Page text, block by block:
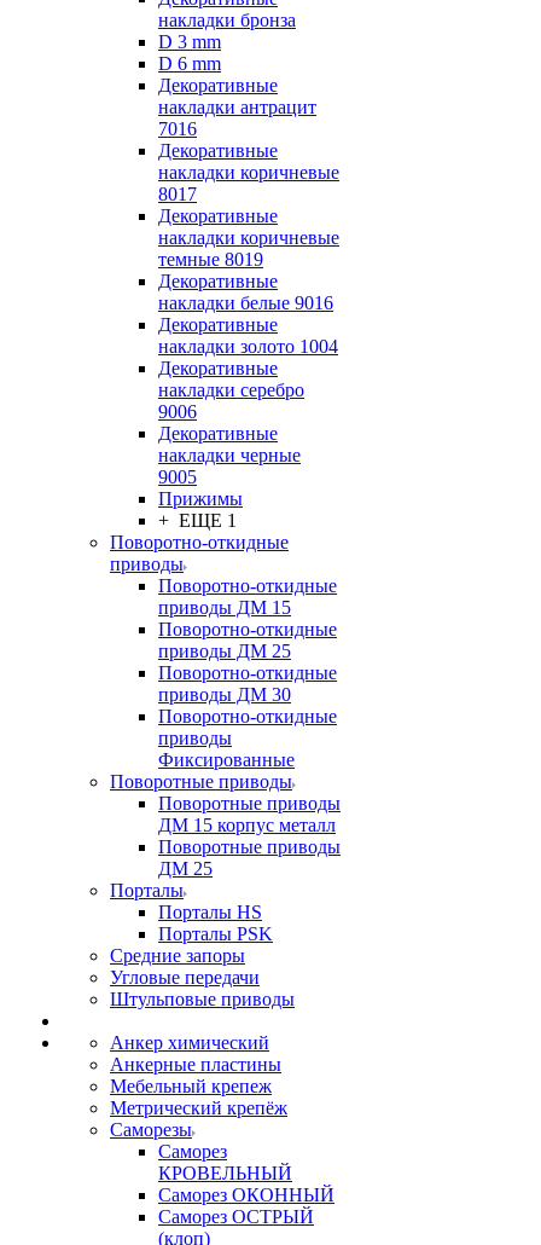
накладки бронза
D 3 mm
D 6 mm
Декоративные
накладки антрацит
7016
Декоративные
накладки коричневые
8017
Декоративные
накладки коричневые
темные 8019
Декоративные
накладки белые 9016
Декоративные
накладки золото 1004
Декоративные
накладки серебро
9006
Декоративные
накладки черные
9005
Прижимы
+ ЕЩЕ 1
Поворотно-откидные
приводы
Поворотно-откидные
приводы ДМ 15
Поворотно-откидные
приводы ДМ 25
Поворотно-откидные
приводы ДМ 30
Поворотно-откидные
приводы
Фиксированные
Поворотные приводы
Поворотные приводы
ДМ 15 корпус металл
Поворотные приводы
ДМ 25
Порталы
Порталы HS
Порталы PSK
Средние запоры
Угловые передачи
Штульповые приводы
Анкер химический
Анкерные пластины
Мебельный крепеж
Метрический крепёж
Саморезы
Саморез
КРОВЕЛЬНЫЙ
Саморез ОКОННЫЙ
Саморез ОСТРЫЙ
(клоп)